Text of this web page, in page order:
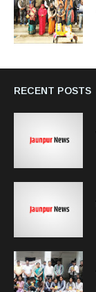
RECENT POSTS